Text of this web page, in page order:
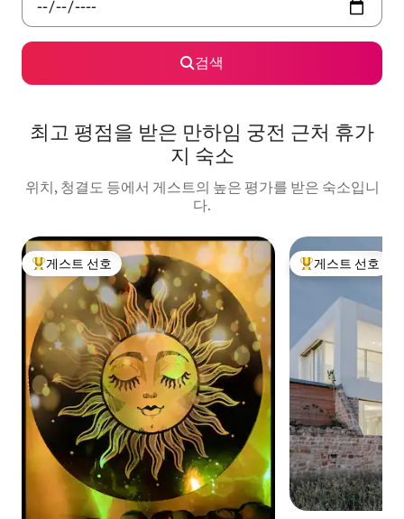
검색
최고 평점을 받은 만하임 궁전 근처 휴가
지 숙소
위치, 청결도 등에서 게스트의 높은 평가를 받은 숙소입니
다.
상위 게스트 선호
게스트 선호 상위 게스트 선호
게스트 선호